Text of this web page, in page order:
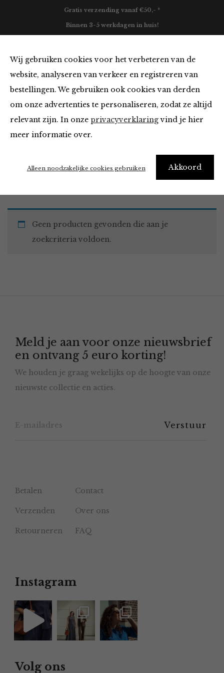
Wij gebruiken cookies voor het verbeteren van de
website, analyseren van verkeer en registreren van
bestellingen. We gebruiken ook cookies van derden
om onze advertenties te personaliseren, zodat ze altijd
relevant zijn. In onze privacyverklaringvind je hier
meer informatie over.
Akkoord
Alleen noodzakelijke cookies gebruiken
Gratis verzending vanaf €50,- *
Binnen 3-5 werkdagen in huis!
Blazers & Jassen
Home Winkel Kleding Blazers & Jassen
Geen producten gevonden die aan je
zoekcriteria voldoen.
Meld je aan voor onze nieuwsbrief
en ontvang 5 euro korting!
We houden je graag wekelijks op de hoogte van onze
nieuwste collectie en acties.
Betalen Contact
Verzenden Over ons
Retourneren FAQ
Instagram
Volg ons